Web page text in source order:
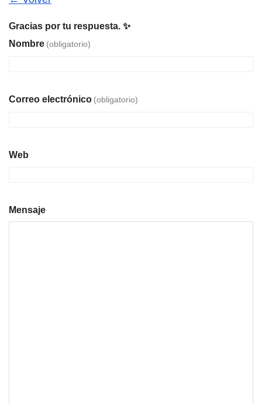
Gracias por tu respuesta. ✨
Nombre (obligatorio)
Correo electrónico (obligatorio)
Web
Mensaje